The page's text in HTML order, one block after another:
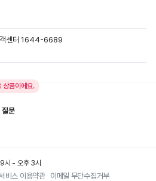
객센터 1644-6689
상품이에요.
시 - 오후 3시
질문
비스 이용약관 이메일 무단수집거부